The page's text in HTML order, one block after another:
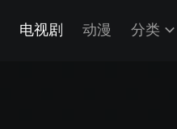
电视剧 动漫 分类